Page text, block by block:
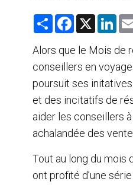
S
r
e
F
e
b
o
k
X
L
k
e
d
n
Alors que le Mois de
conseillers en
poursuit ses
et des incitatifs de
aider les conseillers
achalandée des
Tout au long du mois
ont profité d’une